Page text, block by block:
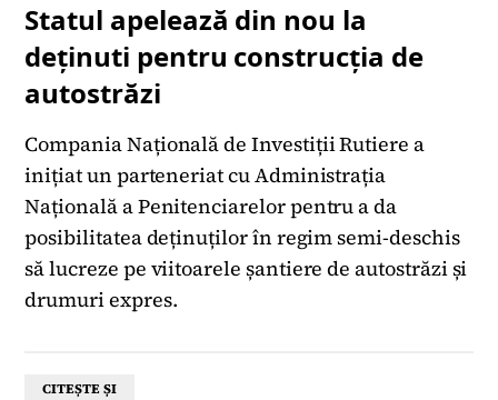
Statul apelează din nou la
deținuti pentru construcția de
autostrăzi
Compania Națională de Investiții Rutiere a
inițiat un parteneriat cu Administrația
Națională a Penitenciarelor pentru a da
posibilitatea deținuților în regim semi-deschis
să lucreze pe viitoarele șantiere de autostrăzi și
drumuri expres.
CITEȘTE ȘI